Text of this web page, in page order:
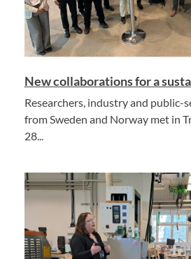
New collaborations for a
Researchers, industry and public-
from Sweden and Norway met in
28...